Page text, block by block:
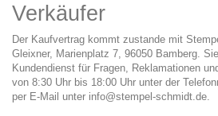
Verkäufer
Der Kaufvertrag kommt zustande mit
Gleixner, Marienplatz 7, 96050 Bamberg.
Kundendienst für Fragen, Reklamationen
von 8:30 Uhr bis 18:00 Uhr unter der
per E-Mail unter info@stempel-schmidt.de.